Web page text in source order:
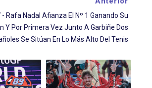
- Rafa Nadal Afianza El Nº 1 Ganando Su
Y Por Primera Vez Junto A Garbiñe Dos
Se Sitúan En Lo Más Alto Del Tenis